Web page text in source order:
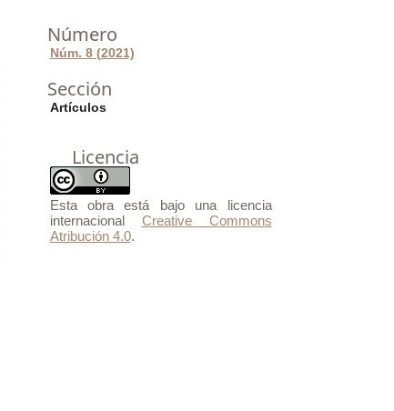
Número
Núm. 8 (2021)
Sección
Artículos
Licencia
Esta obra está bajo una licencia
internacional Creative Commons
Atribución 4.0.